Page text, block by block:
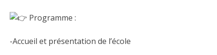
Programme :
-Accueil et présentation de l’école